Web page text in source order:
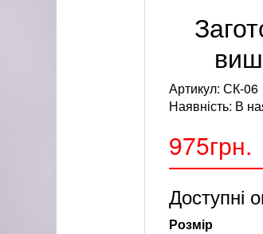
Артикул: СК-06
Наявність: В
975грн.
Доступні
Розмір